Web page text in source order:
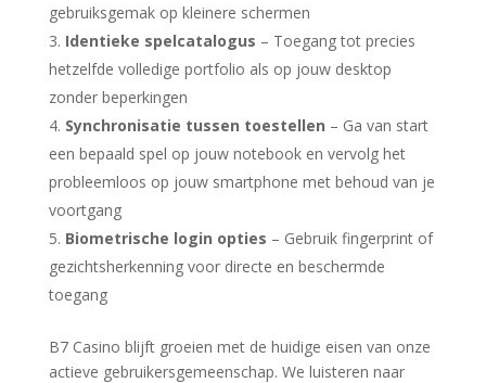
gebruiksgemak op kleinere schermen
Identieke spelcatalogus – Toegang tot precies
hetzelfde volledige portfolio als op jouw desktop
zonder beperkingen
Synchronisatie tussen toestellen – Ga van start
een bepaald spel op jouw notebook en vervolg het
probleemloos op jouw smartphone met behoud van je
voortgang
Biometrische login opties – Gebruik fingerprint of
gezichtsherkenning voor directe en beschermde
toegang
B7 Casino blijft groeien met de huidige eisen van onze
actieve gebruikersgemeenschap. We luisteren naar